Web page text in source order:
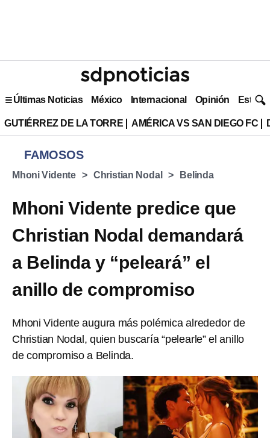
Últimas Noticias México Internacional Opinión Estilo
GUTIÉRREZ DE LA TORRE AMÉRICA VS SAN DIEGO FC
FAMOSOS
Mhoni Vidente Christian Nodal Belinda
Mhoni Vidente predice que
Christian Nodal demandará
a Belinda y “peleará” el
anillo de compromiso
Mhoni Vidente augura más polémica alrededor de
Christian Nodal, quien buscaría “pelearle” el anillo
de compromiso a Belinda.